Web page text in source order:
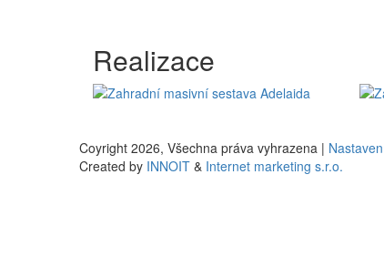
Realizace
Coyright 2026, Všechna práva vyhrazena |
Created by INNOIT & Internet marketing s.r.o.